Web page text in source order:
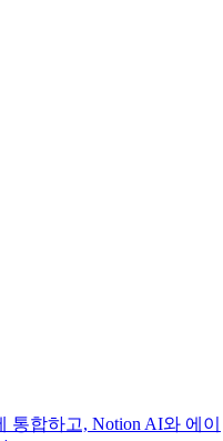
통합하고, Notion AI와 에이